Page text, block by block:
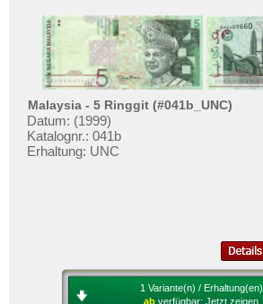
Malaysia - 5 Ringgit (#041b_UNC)
Datum: (1999)
Katalognr.: 041b
Erhaltung: UNC
1 Variante(n) / Erhaltung(en)
ab verfügbar: Jetzt zeigen